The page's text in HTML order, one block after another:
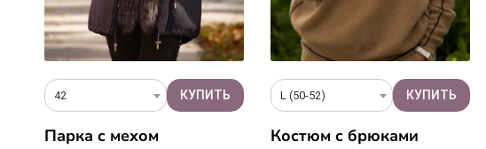
42
Парка с мехом
L (50-52)
Костюм с брюками